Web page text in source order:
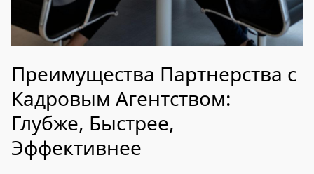
Преимущества Партнерства с
Кадровым Агентством:
Глубже, Быстрее,
Эффективнее